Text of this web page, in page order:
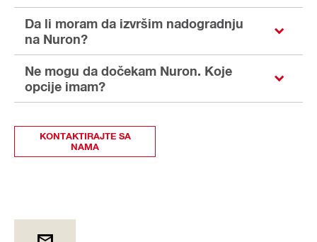
Da li moram da izvršim nadogradnju
na Nuron?
Ne mogu da dočekam Nuron. Koje
opcije imam?
KONTAKTIRAJTE SA
NAMA